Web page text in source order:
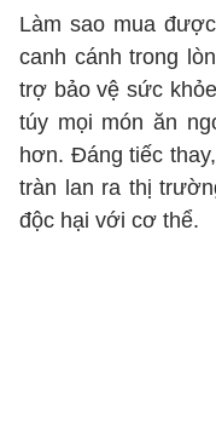
Làm sao mua
canh cánh trong
trợ bảo vệ sức
túy mọi món ăn
hơn. Đáng tiếc
tràn lan ra thị
độc hại với cơ thể.